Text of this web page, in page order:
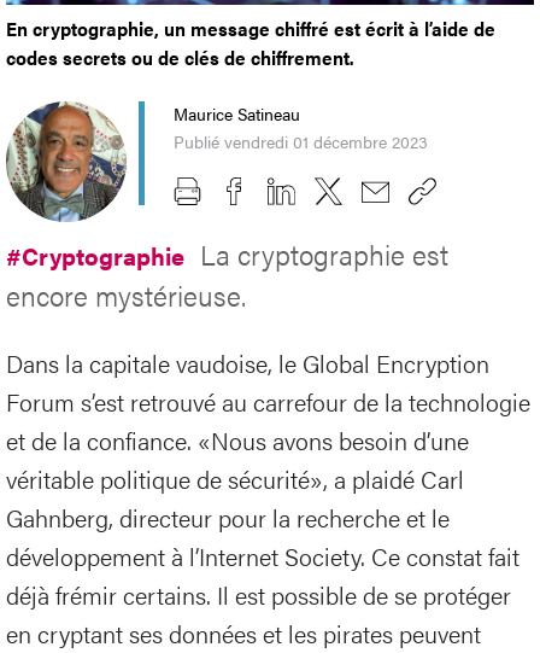
En cryptographie, un message chiffré est écrit à l’aide de
codes secrets ou de clés de chiffrement.
Maurice Satineau
Publié vendredi 01 décembre 2023
#Cryptographie La cryptographie est
encore mystérieuse.
Dans la capitale vaudoise, le Global Encryption
Forum s’est retrouvé au carrefour de la technologie
et de la confiance. «Nous avons besoin d’une
véritable politique de sécurité», a plaidé Carl
Gahnberg, directeur pour la recherche et le
développement à l’Internet Society. Ce constat fait
déjà frémir certains. Il est possible de se protéger
en cryptant ses données et les pirates peuvent